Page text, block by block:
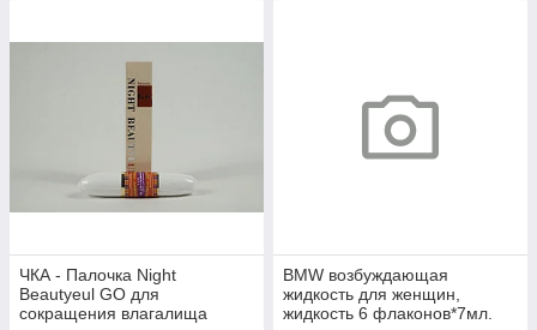
ЧКА - Палочка Night
Beautyeul GO для
сокращения влагалища
BMW возбуждающая
жидкость для женщин,
жидкость 6 флаконов*7мл.